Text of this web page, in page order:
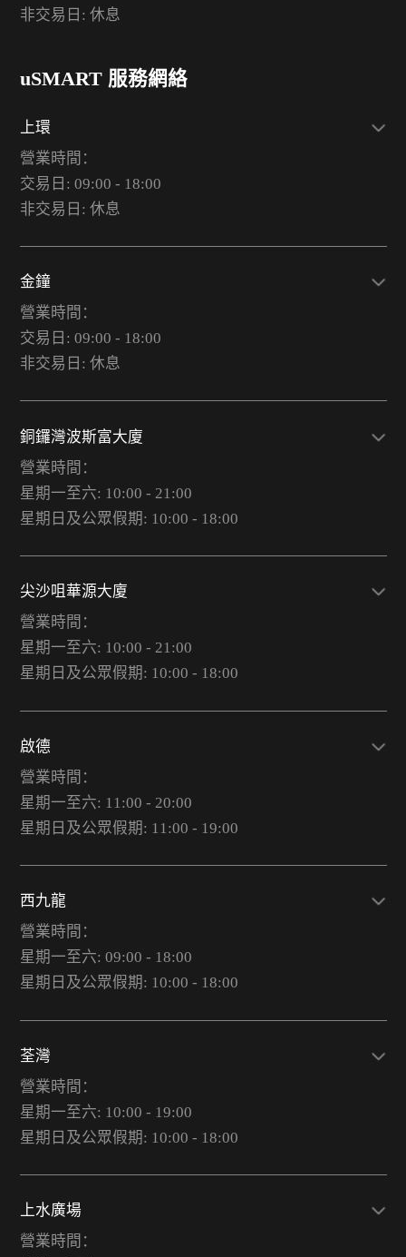
非交易日: 休息
uSMART 服務網絡
上環
營業時間：
交易日: 09:00 - 18:00
非交易日: 休息
金鐘
營業時間：
交易日: 09:00 - 18:00
非交易日: 休息
銅鑼灣波斯富大廈
營業時間：
星期一至六: 10:00 - 21:00
星期日及公眾假期: 10:00 - 18:00
尖沙咀華源大廈
營業時間：
星期一至六: 10:00 - 21:00
星期日及公眾假期: 10:00 - 18:00
啟德
營業時間：
星期一至六: 11:00 - 20:00
星期日及公眾假期: 11:00 - 19:00
西九龍
營業時間：
星期一至六: 09:00 - 18:00
星期日及公眾假期: 10:00 - 18:00
荃灣
營業時間：
星期一至六: 10:00 - 19:00
星期日及公眾假期: 10:00 - 18:00
上水廣場
營業時間：